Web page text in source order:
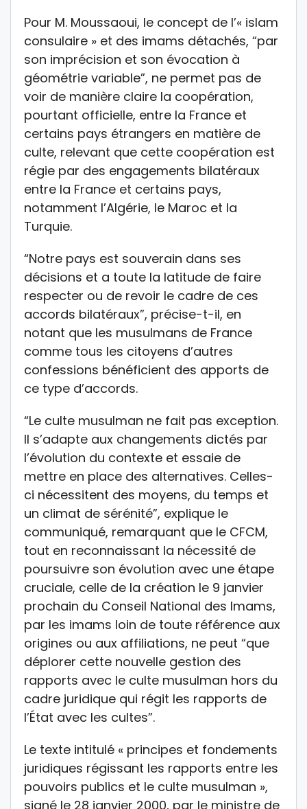
Pour M. Moussaoui, le concept de l’« islam
consulaire » et des imams détachés, “par
son imprécision et son évocation à
géométrie variable”, ne permet pas de
voir de manière claire la coopération,
pourtant officielle, entre la France et
certains pays étrangers en matière de
culte, relevant que cette coopération est
régie par des engagements bilatéraux
entre la France et certains pays,
notamment l’Algérie, le Maroc et la
Turquie.
“Notre pays est souverain dans ses
décisions et a toute la latitude de faire
respecter ou de revoir le cadre de ces
accords bilatéraux”, précise-t-il, en
notant que les musulmans de France
comme tous les citoyens d’autres
confessions bénéficient des apports de
ce type d’accords.
“Le culte musulman ne fait pas exception.
Il s’adapte aux changements dictés par
l’évolution du contexte et essaie de
mettre en place des alternatives. Celles-
ci nécessitent des moyens, du temps et
un climat de sérénité”, explique le
communiqué, remarquant que le CFCM,
tout en reconnaissant la nécessité de
poursuivre son évolution avec une étape
cruciale, celle de la création le 9 janvier
prochain du Conseil National des Imams,
par les imams loin de toute référence aux
origines ou aux affiliations, ne peut “que
déplorer cette nouvelle gestion des
rapports avec le culte musulman hors du
cadre juridique qui régit les rapports de
l’État avec les cultes”.
Le texte intitulé « principes et fondements
juridiques régissant les rapports entre les
pouvoirs publics et le culte musulman »,
signé le 28 janvier 2000, par le ministre de